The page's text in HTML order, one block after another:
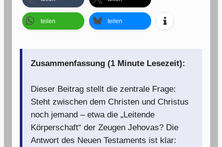
teilen teilen
Zusammenfassung (1 Minute Lesezeit):
Dieser Beitrag stellt die zentrale Frage:
Steht zwischen dem Christen und Christus
noch jemand – etwa die „Leitende
Körperschaft“ der Zeugen Jehovas? Die
Antwort des Neuen Testaments ist klar: